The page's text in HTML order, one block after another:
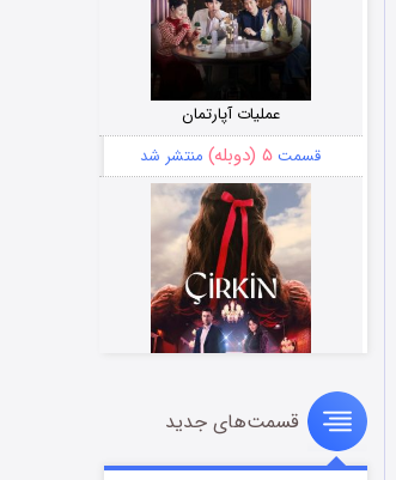
عملیات آپارتمان
قسمت ۵ (دوبله) منتشر شد
سریال زشت
قسمت۲ (زیرنویس) منتشر شد
قسمت‌های جدید